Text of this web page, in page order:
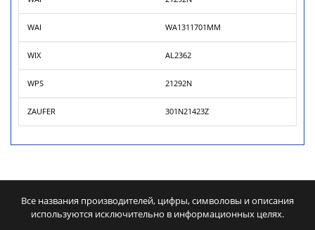
WAI WA1311701MM
WIX AL2362
WPS 21292N
ZAUFER 301N21423Z
Все названия производителей, цифры, символовы и описания
используются исключительно в информационных целях.